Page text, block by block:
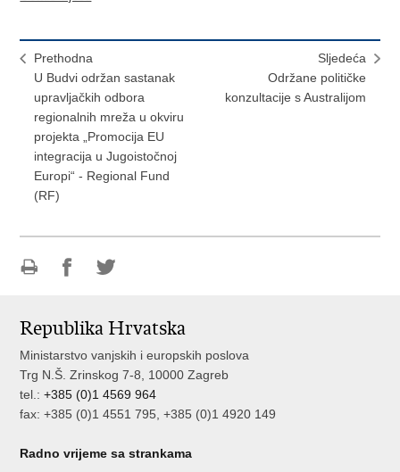
Prethodna
U Budvi održan sastanak
upravljačkih odbora
regionalnih mreža u okviru
projekta „Promocija EU
integracija u Jugoistočnoj
Europi“ - Regional Fund
(RF)
Sljedeća
Održane političke
konzultacije s Australijom
Facebooku
Twitteru
Republika Hrvatska
Ministarstvo vanjskih i europskih poslova
Trg N.Š. Zrinskog 7-8, 10000 Zagreb
tel.:+385 (0)1 4569 964
fax: +385 (0)1 4551 795, +385 (0)1 4920 149
Radno vrijeme sa strankama